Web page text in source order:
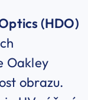
(HDO)
Oakley
obrazu.